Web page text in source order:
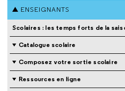
ENSEIGNANTS
Scolaires : les temps forts de la
Catalogue scolaire
Composez votre sortie scolaire
Ressources en ligne